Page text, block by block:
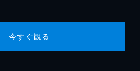
今すぐ観る